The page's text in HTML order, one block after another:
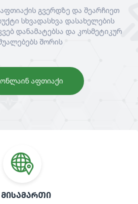
გვერდზე და შეარჩიეთ
სხვადასხვა დასახელების
დანამატებსა და კოსმეტიკურ
შორის
ᲝᲜᲚᲐᲘᲜ ᲐᲤᲗᲘᲐᲥᲘ
ᲛᲘᲡᲐᲛᲐᲠᲗᲘ